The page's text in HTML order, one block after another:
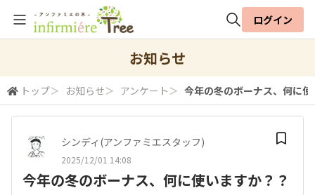
検索
ログイン
お知らせ
トップ＞ お知らせ＞ アンケート ＞ 今年の冬のボーナス、何に
シンディ(アンファミエスタッフ)
2025/12/01 14:08
今年の冬のボーナス、何に使いますか？？